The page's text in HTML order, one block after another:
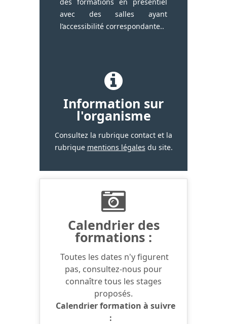
avec des salles ayant
l’accessibilité correspondante..
Information sur
l'organisme
Consultez la rubrique contact et la
rubrique mentions légales du site.
Calendrier des
formations :
Toutes les dates n'y figurent
pas, consultez-nous pour
connaître tous les stages
proposés.
Calendrier formation à suivre
: